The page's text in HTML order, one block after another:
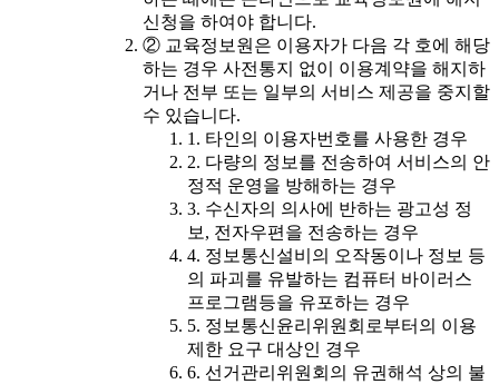
신청을 하여야 합니다.
② 교육정보원은 이용자가 다음 각 호에 해당
하는 경우 사전통지 없이 이용계약을 해지하
거나 전부 또는 일부의 서비스 제공을 중지할
수 있습니다.
1. 타인의 이용자번호를 사용한 경우
2. 다량의 정보를 전송하여 서비스의 안
정적 운영을 방해하는 경우
3. 수신자의 의사에 반하는 광고성 정
보, 전자우편을 전송하는 경우
4. 정보통신설비의 오작동이나 정보 등
의 파괴를 유발하는 컴퓨터 바이러스
프로그램등을 유포하는 경우
5. 정보통신윤리위원회로부터의 이용
제한 요구 대상인 경우
6. 선거관리위원회의 유권해석 상의 불